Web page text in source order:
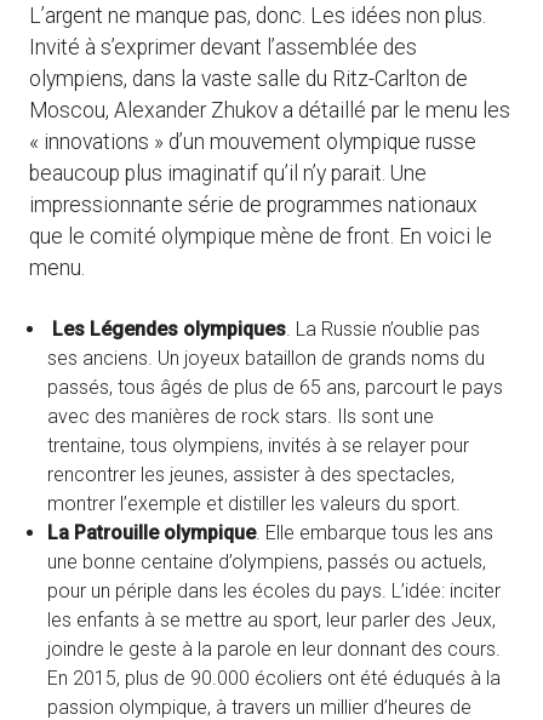
L’argent ne manque pas, donc. Les idées non plus.
Invité à s’exprimer devant l’assemblée des
olympiens, dans la vaste salle du Ritz-Carlton de
Moscou, Alexander Zhukov a détaillé par le menu les
« innovations » d’un mouvement olympique russe
beaucoup plus imaginatif qu’il n’y parait. Une
impressionnante série de programmes nationaux
que le comité olympique mène de front. En voici le
menu.
Les Légendes olympiques. La Russie n’oublie pas
ses anciens. Un joyeux bataillon de grands noms du
passés, tous âgés de plus de 65 ans, parcourt le pays
avec des manières de rock stars. Ils sont une
trentaine, tous olympiens, invités à se relayer pour
rencontrer les jeunes, assister à des spectacles,
montrer l’exemple et distiller les valeurs du sport.
La Patrouille olympique. Elle embarque tous les ans
une bonne centaine d’olympiens, passés ou actuels,
pour un périple dans les écoles du pays. L’idée: inciter
les enfants à se mettre au sport, leur parler des Jeux,
joindre le geste à la parole en leur donnant des cours.
En 2015, plus de 90.000 écoliers ont été éduqués à la
passion olympique, à travers un millier d’heures de